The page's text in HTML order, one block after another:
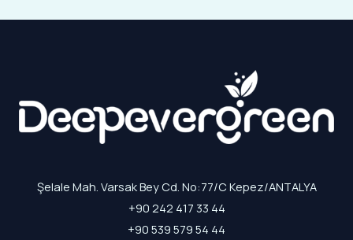
Şelale Mah. Varsak Bey Cd. No:77/C Kepez/ANTALYA
+90 242 417 33 44
+90 539 579 54 44